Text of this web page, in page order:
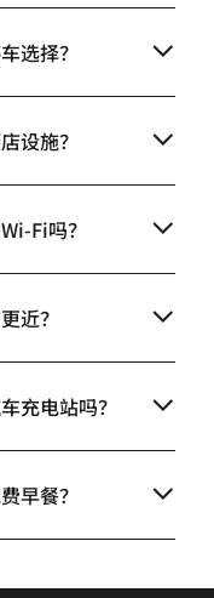
选择？
设施？
Fi吗？
近？
充电站吗？
早餐？